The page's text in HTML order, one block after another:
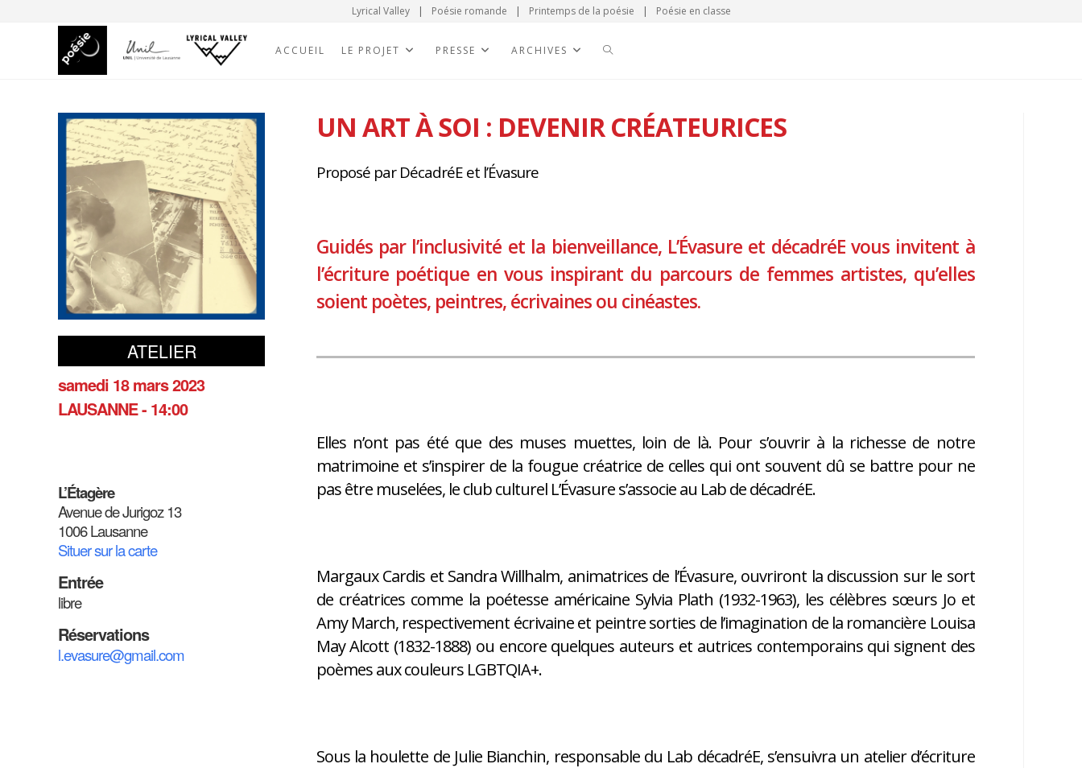
Lyrical Valley | Poésie romande | Printemps de la poésie | Poésie en classe
ACCUEIL LE PROJET PRESSE ARCHIVES
ATELIER
samedi 18 mars 2023
LAUSANNE - 14:00
L’Étagère
Avenue de Jurigoz 13
1006 Lausanne
Situer sur la carte
Entrée
libre
Réservations
l.evasure@gmail.com
UN ART À SOI : DEVENIR CRÉATEURICES
Proposé par DécadréE et l’Évasure
Guidés par l’inclusivité et la bienveillance, L’Évasure et décadréE vous invitent à
l’écriture poétique en vous inspirant du parcours de femmes artistes, qu’elles
soient poètes, peintres, écrivaines ou cinéastes.
Elles n’ont pas été que des muses muettes, loin de là. Pour s’ouvrir à la richesse de notre
matrimoine et s’inspirer de la fougue créatrice de celles qui ont souvent dû se battre pour ne
pas être muselées, le club culturel L’Évasure s’associe au Lab de décadréE.
Margaux Cardis et Sandra Willhalm, animatrices de l’Évasure, ouvriront la discussion sur le sort
de créatrices comme la poétesse américaine Sylvia Plath (1932-1963), les célèbres sœurs Jo et
Amy March, respectivement écrivaine et peintre sorties de l’imagination de la romancière Louisa
May Alcott (1832-1888) ou encore quelques auteurs et autrices contemporains qui signent des
poèmes aux couleurs LGBTQIA+.
Sous la houlette de Julie Bianchin, responsable du Lab décadréE, s’ensuivra un atelier d’écriture